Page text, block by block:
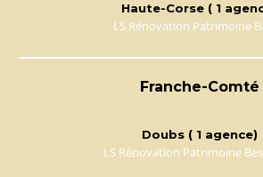
Haute-Corse ( 1
LS Rénovation Patrimoine
Franche-Comté
Doubs ( 1 agence)
LS Rénovation Patrimoine